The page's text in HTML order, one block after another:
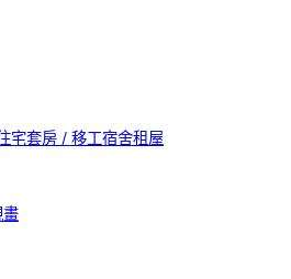
宅套房 / 移工宿舍租屋
畫